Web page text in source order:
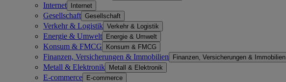
Internet Internet
Gesellschaft Gesellschaft
Verkehr & Logistik Verkehr & Logistik
Energie & Umwelt Energie & Umwelt
Konsum & FMCG Konsum & FMCG
Finanzen, Versicherungen & Immobilien Finanzen, Versicherungen & Immobilien
Metall & Elektronik Metall & Elektronik
E-commerce E-commerce